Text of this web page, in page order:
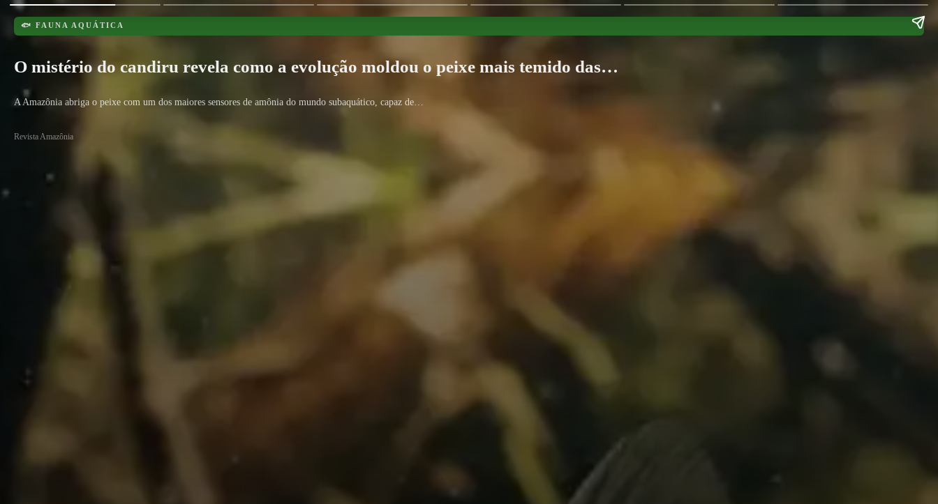
🐟 FAUNA AQUÁTICA
O mistério do candiru revela como a evolução moldou o peixe mais temido das…
A Amazônia abriga o peixe com um dos maiores sensores de amônia do mundo subaquático, capaz de…
Revista Amazônia